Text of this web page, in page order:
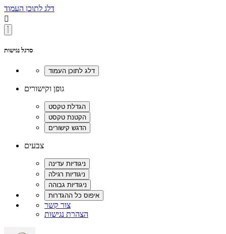
דלג לתוכן העמוד

סרגל נגישות
גופן וקישורים
צבעים
צור קשר
הצהרת נגישות